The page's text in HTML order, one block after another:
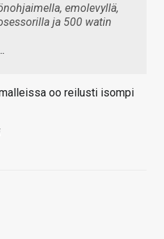
emolevyllä,
ja 500 watin
oo reilusti isompi